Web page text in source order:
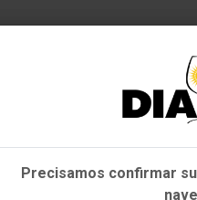
Cervejas Kits
SINGLE ESTATE CABERNET
Em que Estado você
Precisamos confirmar